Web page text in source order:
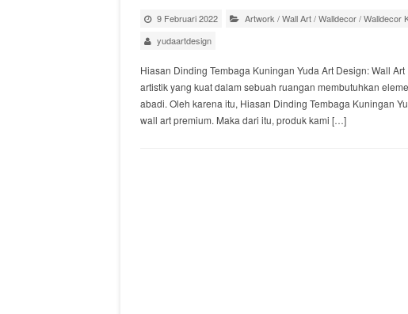
9 Februari 2022 Artwork /Wall Art/Walldecor/Walldecor
yudaartdesign
Hiasan Dinding Tembaga Kuningan Yuda Art Design: Wall
artistik yang kuat dalam sebuah ruangan membutuhkan
abadi. Oleh karena itu, Hiasan Dinding Tembaga Kuningan
wall art premium. Maka dari itu, produk kami […]